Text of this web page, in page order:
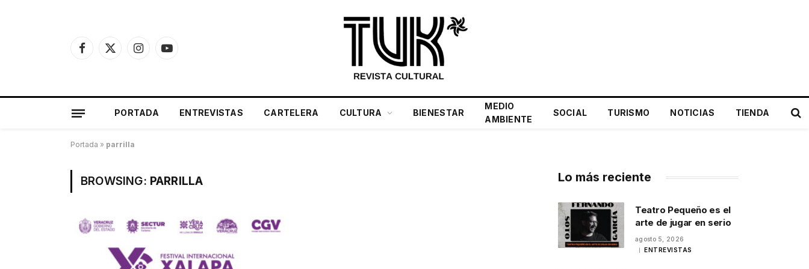
Facebook
X
InstagramYouTube
PORTADA ENTREVISTAS CARTELERA CULTURA BIENESTAR
MEDIO
AMBIENTE
SOCIAL TURISMO NOTICIAS TIENDA
Portada » parrilla
BROWSING: PARRILLA Lo más reciente
Teatro Pequeño es el
arte de jugar en serio
agosto 5, 2026
ENTREVISTAS